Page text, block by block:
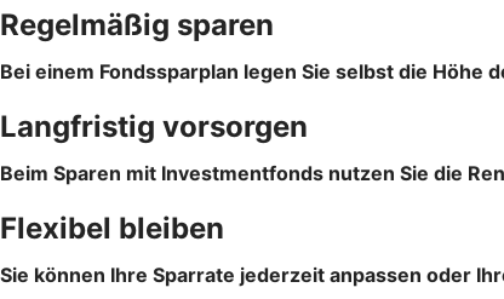
Regelmäßig sparen
Bei einem Fondssparplan legen Sie selbst die Höhe
Langfristig vorsorgen
Beim Sparen mit Investmentfonds nutzen Sie die
Flexibel bleiben
Sie können Ihre Sparrate jederzeit anpassen oder